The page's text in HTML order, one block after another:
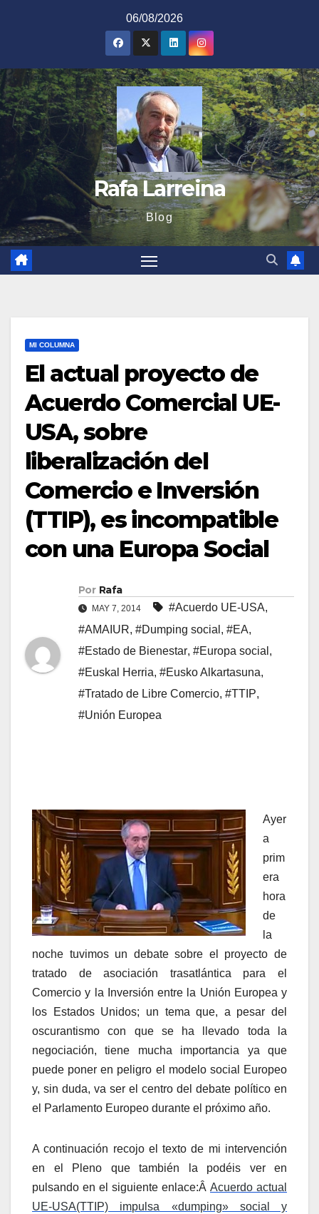
06/08/2026
Rafa Larreina
Blog
MI COLUMNA
El actual proyecto de
Acuerdo Comercial UE-
USA, sobre
liberalización del
Comercio e Inversión
(TTIP), es incompatible
con una Europa Social
Por Rafa
MAY 7, 2014 #Acuerdo UE-USA,
#AMAIUR, #Dumping social , #EA,
#Estado de Bienestar, #Europa social ,
#Euskal Herria, #Eusko Alkartasuna,
#Tratado de Libre Comercio, #TTIP,
#Unión Europea
Ayer
a
prim
era
hora
de
la
noche tuvimos un debate sobre el proyecto de
tratado de asociación trasatlántica para el
Comercio y la Inversión entre la Unión Europea y
los Estados Unidos; un tema que, a pesar del
oscurantismo con que se ha llevado toda la
negociación, tiene mucha importancia ya que
puede poner en peligro el modelo social Europeo
y, sin duda, va ser el centro del debate polí­tico en
el Parlamento Europeo durante el próximo año.
A continuación recojo el texto de mi intervención
en el Pleno que también la podéis ver en
pulsando en el siguiente enlace:Â Acuerdo actual
UE-USA(TTIP) impulsa «dumping» social y